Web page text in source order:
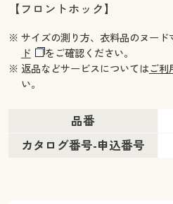
【フロントホック】
※ サイズの測り方、衣料品のヌード
ド
をご確認ください。
※ 返品などサービスについてはご利
い。
品番
カタログ番号-申込番号